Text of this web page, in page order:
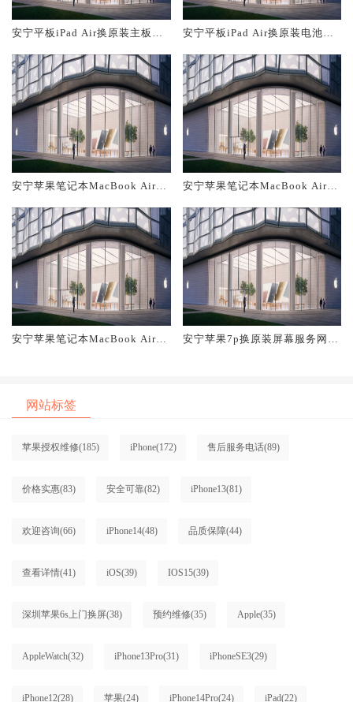
安宁平板iPad Air换原装主板维
安宁平板iPad Air换原装电池维
安宁苹果笔记本MacBook Air换
安宁苹果笔记本MacBook Air换
安宁苹果笔记本MacBook Air换
安宁苹果7p换原装屏幕服务网点
网站标签
苹果授权维修(185) iPhone(172) 售后服务电话(89)
价格实惠(83) 安全可靠(82) iPhone13(81)
欢迎咨询(66) iPhone14(48) 品质保障(44)
查看详情(41) iOS(39) IOS15(39)
深圳苹果6s上门换屏(38) 预约维修(35) Apple(35)
AppleWatch(32) iPhone13Pro(31) iPhoneSE3(29)
iPhone12(28) 苹果(24) iPhone14Pro(24) iPad(22)